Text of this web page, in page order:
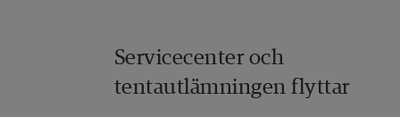
Servicecenter och
tentautlämningen flyttar